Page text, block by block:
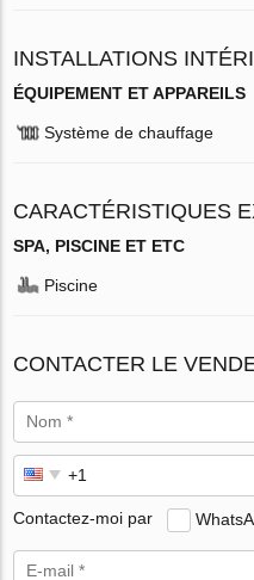
INSTALLATIONS
ÉQUIPEMENT ET APPAREILS
Système de chauffage
CARACTÉRISTIQUES
SPA, PISCINE ET ETC
Piscine
CONTACTER LE
Contactez-moi par